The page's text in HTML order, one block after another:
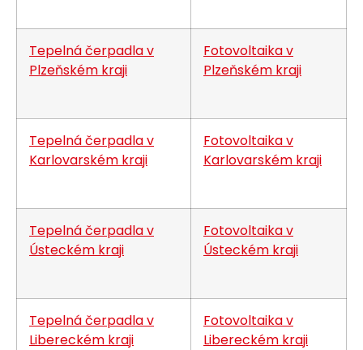
Tepelná čerpadla v
Plzeňském kraji
Fotovoltaika v
Plzeňském kraji
Tepelná čerpadla v
Karlovarském kraji
Fotovoltaika v
Karlovarském kraji
Tepelná čerpadla v
Ústeckém kraji
Fotovoltaika v
Ústeckém kraji
Tepelná čerpadla v
Libereckém kraji
Fotovoltaika v
Libereckém kraji